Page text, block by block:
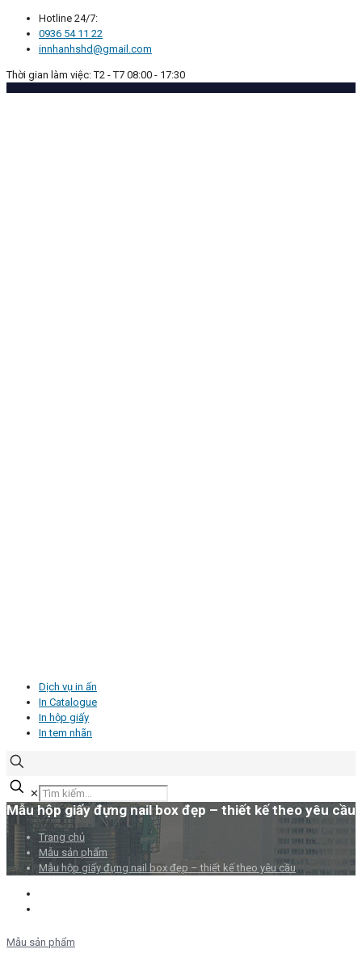
Hotline 24/7:
0936 54 11 22
innhanhshd@gmail.com
Thời gian làm việc: T2 - T7 08:00 - 17:30
Dịch vụ in ấn
In Catalogue
In hộp giấy
In tem nhãn
✕
Mẫu hộp giấy đựng nail box đẹp – thiết kế theo yêu cầu
Trang chủ
Mẫu sản phẩm
Mẫu hộp giấy đựng nail box đẹp – thiết kế theo yêu cầu
Mẫu sản phẩm